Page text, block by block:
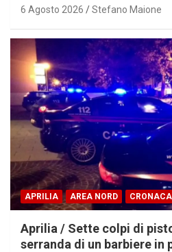
6 Agosto 2026 Stefano Maione
APRILIA AREA NORD CRONACA
Aprilia / Sette colpi di
serranda di un barbiere in